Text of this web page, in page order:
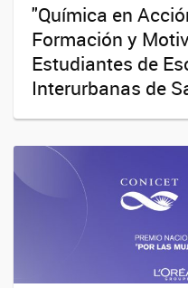
"Química en
Formación y
Estudiantes de
Interurbanas de